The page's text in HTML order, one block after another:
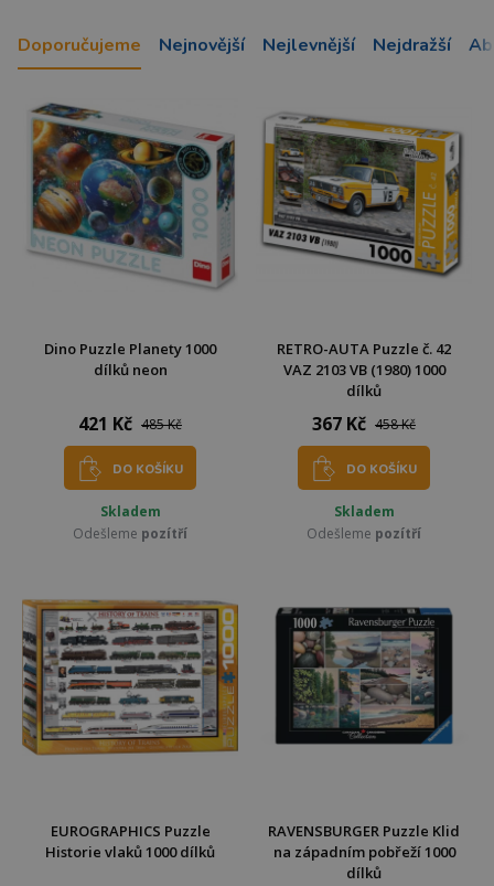
Doporučujeme Nejnovější Nejlevnější Nejdražší
Dino Puzzle Planety 1000
dílků neon
421 Kč 485 Kč
DO KOŠÍKU
Skladem
Odešleme pozítří
RETRO-AUTA Puzzle č. 42
VAZ 2103 VB (1980) 1000
dílků
367 Kč 458 Kč
DO KOŠÍKU
Skladem
Odešleme pozítří
EUROGRAPHICS Puzzle
Historie vlaků 1000 dílků
RAVENSBURGER Puzzle Klid
na západním pobřeží 1000
dílků